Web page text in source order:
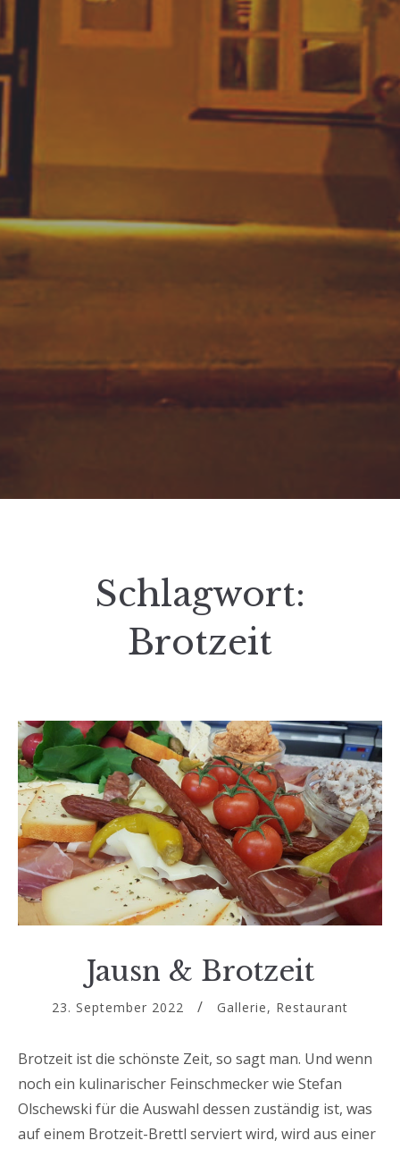
Schlagwort:
Brotzeit
Jausn & Brotzeit
23. September 2022 Gallerie, Restaurant
Brotzeit ist die schönste Zeit, so sagt man. Und wenn
noch ein kulinarischer Feinschmecker wie Stefan
Olschewski für die Auswahl dessen zuständig ist, was
auf einem Brotzeit-Brettl serviert wird, wird aus einer